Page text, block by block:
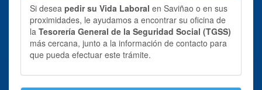
Si desea pedir su Vida Laboral en Saviñao o en sus
proximidades, le ayudamos a encontrar su oficina de
la Tesorería General de la Seguridad Social (TGSS)
más cercana, junto a la información de contacto para
que pueda efectuar este trámite.